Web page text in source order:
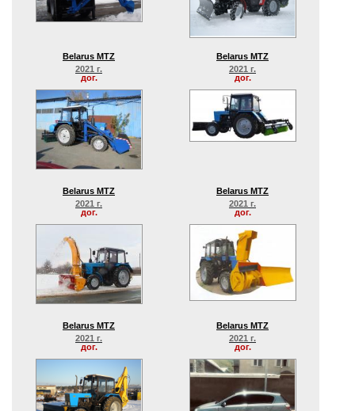
Belarus MTZ
2021 г.
дог.
Belarus MTZ
2021 г.
дог.
Belarus MTZ
2021 г.
дог.
Belarus MTZ
2021 г.
дог.
Belarus MTZ
2021 г.
дог.
Belarus MTZ
2021 г.
дог.